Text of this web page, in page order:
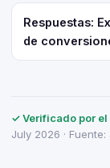
Respuestas:
de
✓ Verificado por
July 2026 · Fuente: